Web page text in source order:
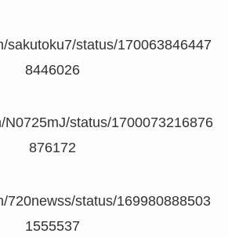
sakutoku7/status/170063846447
8446026
N0725mJ/status/1700073216876
876172
720newss/status/169980888503
1555537